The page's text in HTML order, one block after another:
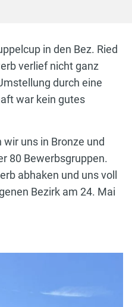
in den Bez. Ried
verlief nicht ganz
durch eine
war kein gutes
uns in Bronze und
80 Bewerbsgruppen.
abhaken und uns voll
Bezirk am 24. Mai